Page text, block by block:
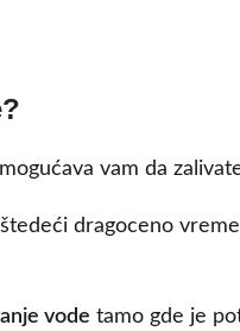
vam da
štedeći dragoceno
vode tamo gde je